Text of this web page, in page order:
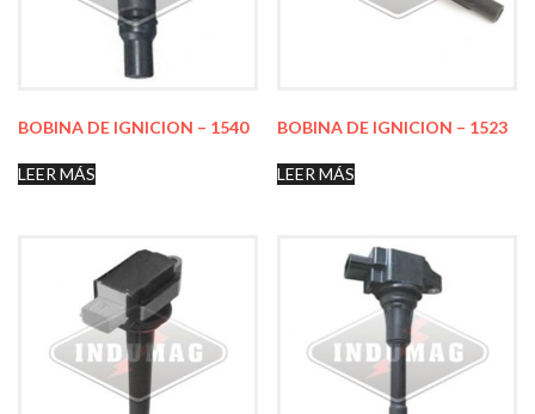
BOBINA DE IGNICION – 1540
LEER MÁS
BOBINA DE IGNICION – 1523
LEER MÁS